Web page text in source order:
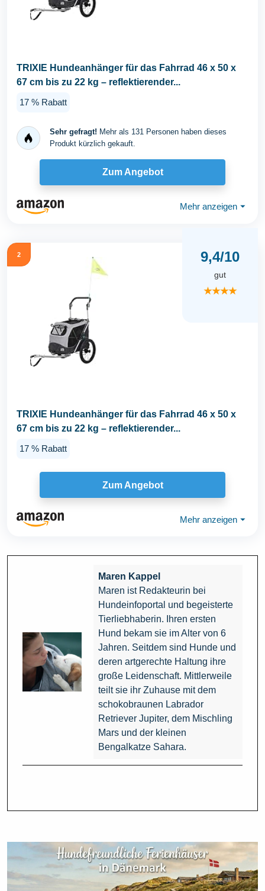
TRIXIE Hundeanhänger für das Fahrrad 46 x 50 x
67 cm bis zu 22 kg – reflektierender...
17 % Rabatt
Sehr gefragt! Mehr als 131 Personen haben dieses
Produkt kürzlich gekauft.
Zum Angebot
Mehr anzeigen ⏷
2 9,4/10
gut
★★★★
TRIXIE Hundeanhänger für das Fahrrad 46 x 50 x
67 cm bis zu 22 kg – reflektierender...
17 % Rabatt
Zum Angebot
Mehr anzeigen ⏷
Maren Kappel
Maren ist Redakteurin bei
Hundeinfoportal und begeisterte
Tierliebhaberin. Ihren ersten
Hund bekam sie im Alter von 6
Jahren. Seitdem sind Hunde und
deren artgerechte Haltung ihre
große Leidenschaft. Mittlerweile
teilt sie ihr Zuhause mit dem
schokobraunen Labrador
Retriever Jupiter, dem Mischling
Mars und der kleinen
Bengalkatze Sahara.